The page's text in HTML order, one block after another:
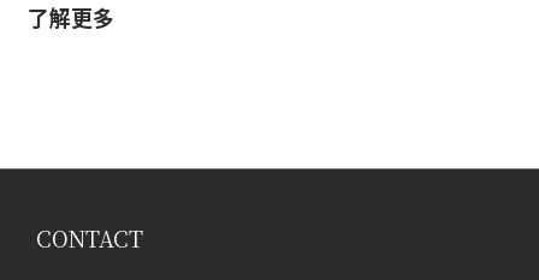
了解更多
CONTACT